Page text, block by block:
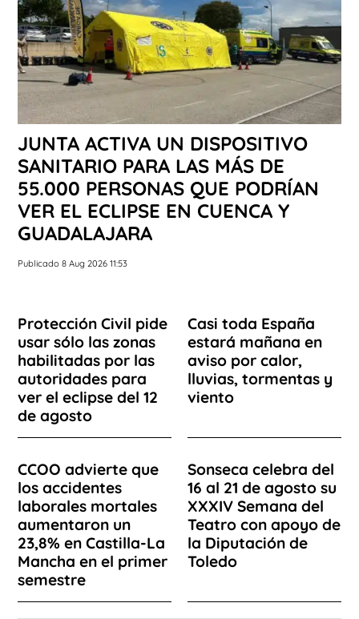
JUNTA ACTIVA UN DISPOSITIVO
SANITARIO PARA LAS MÁS DE
55.000 PERSONAS QUE PODRÍAN
VER EL ECLIPSE EN CUENCA Y
GUADALAJARA
Publicado 8 Aug 2026 11:53
Protección Civil pide
usar sólo las zonas
habilitadas por las
autoridades para
ver el eclipse del 12
de agosto
Casi toda España
estará mañana en
aviso por calor,
lluvias, tormentas y
viento
CCOO advierte que
los accidentes
laborales mortales
aumentaron un
23,8% en Castilla-La
Mancha en el primer
semestre
Sonseca celebra del
16 al 21 de agosto su
XXXIV Semana del
Teatro con apoyo de
la Diputación de
Toledo